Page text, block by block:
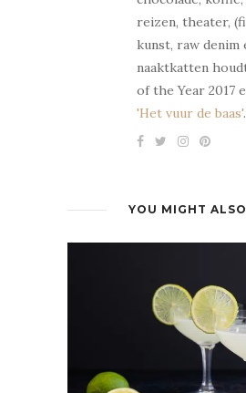
reizen, theater,
kunst, raw denim
naaktkatten
of the Year 2017
'Het vuur de baas'.
YOU MIGHT